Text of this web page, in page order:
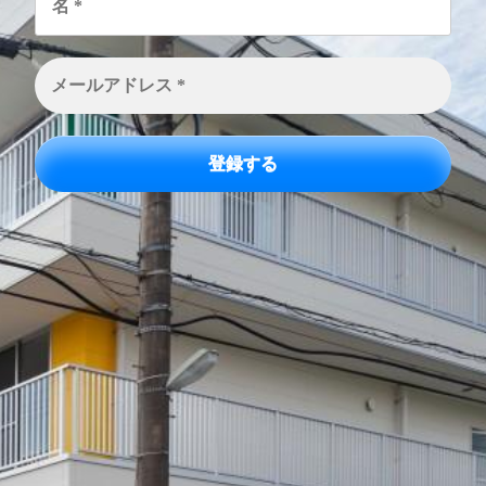
メ
ー
ル
ア
ド
レ
ス
*